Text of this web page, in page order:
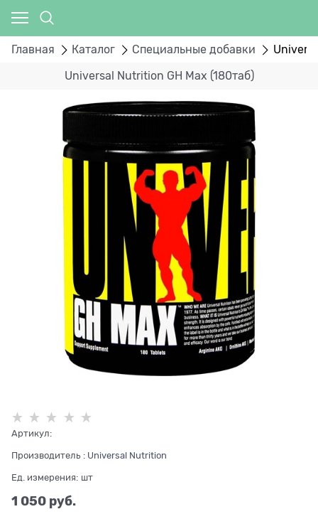
Главная Каталог Специальные добавки
Universal Nutrition GH Max (180таб)
Артикул:
Производитель : Universal Nutrition
Ед. измерения: шт
1 050 руб.